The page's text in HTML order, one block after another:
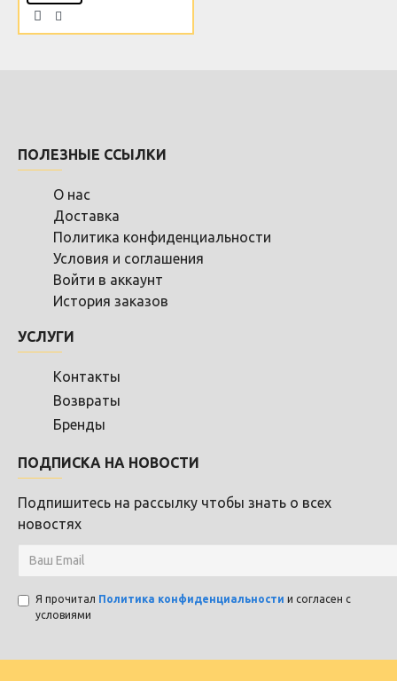
ПОЛЕЗНЫЕ ССЫЛКИ
О нас
Доставка
Политика конфиденциальности
Условия и соглашения
Войти в аккаунт
История заказов
УСЛУГИ
Контакты
Возвраты
Бренды
ПОДПИСКА НА НОВОСТИ
Подпишитесь на рассылку чтобы знать о всех
новостях
Я прочитал Политика конфиденциальности и согласен с
условиями